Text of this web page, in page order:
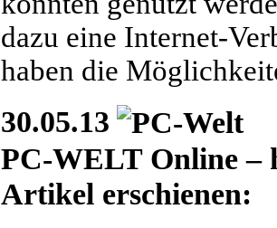
dazu eine Internet-
haben die
30.05.13
PC-WELT Online –
Artikel erschienen: